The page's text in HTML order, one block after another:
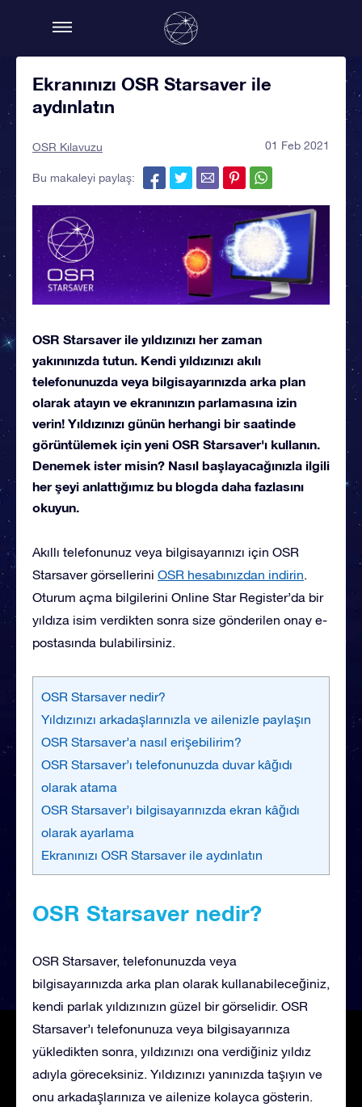
Ekranınızı OSR Starsaver ile
aydınlatın
OSR Kılavuzu 01 Feb 2021
Bu makaleyi paylaş:
OSR Starsaver ile yıldızınızı her zaman
yakınınızda tutun. Kendi yıldızınızı akılı
telefonunuzda veya bilgisayarınızda arka plan
olarak atayın ve ekranınızın parlamasına izin
verin! Yıldızınızı günün herhangi bir saatinde
görüntülemek için yeni OSR Starsaver'ı kullanın.
Denemek ister misin? Nasıl başlayacağınızla ilgili
her şeyi anlattığımız bu blogda daha fazlasını
okuyun.
Akıllı telefonunuz veya bilgisayarınızı için OSR
Starsaver görsellerini OSR hesabınızdan indirin.
Oturum açma bilgilerini Online Star Register’da bir
yıldıza isim verdikten sonra size gönderilen onay e-
postasında bulabilirsiniz.
OSR Starsaver nedir?
Yıldızınızı arkadaşlarınızla ve ailenizle paylaşın
OSR Starsaver’a nasıl erişebilirim?
OSR Starsaver’ı telefonunuzda duvar kâğıdı
olarak atama
OSR Starsaver’ı bilgisayarınızda ekran kâğıdı
olarak ayarlama
Ekranınızı OSR Starsaver ile aydınlatın
OSR Starsaver nedir?
OSR Starsaver, telefonunuzda veya
bilgisayarınızda arka plan olarak kullanabileceğiniz,
kendi parlak yıldızınızın güzel bir görselidir. OSR
Starsaver’ı telefonunuza veya bilgisayarınıza
yükledikten sonra, yıldızınızı ona verdiğiniz yıldız
adıyla göreceksiniz. Yıldızınızı yanınızda taşıyın ve
onu arkadaşlarınıza ve ailenize kolayca gösterin.